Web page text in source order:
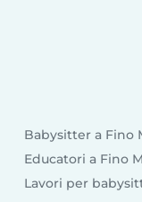
Babysitter a Fino
Educatori a Fino
Lavori per